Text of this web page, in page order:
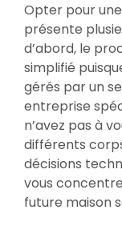
Opter pour
présente
d’abord, le
simplifié
gérés par un
entreprise
n’avez pas à
différents
décisions
vous
future maison